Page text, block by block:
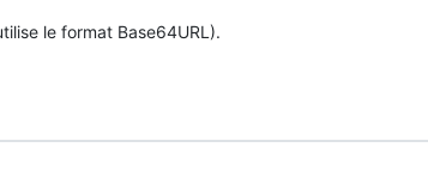
le format Base64URL).